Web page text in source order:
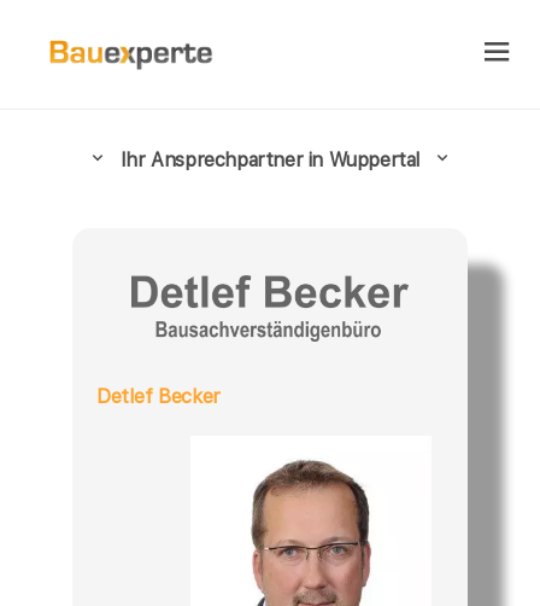
Ihr Ansprechpartner in Wuppertal
Detlef Becker